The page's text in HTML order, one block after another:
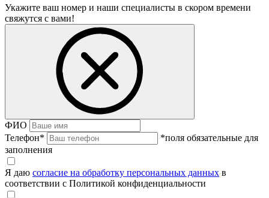
Укажите ваш номер и наши специалисты в скором времени
свяжутся с вами!
ФИО
Телефон*
*поля обязательные для
заполнения
Я даю согласие на обработку персональных данных в
соответствии с Политикой конфиденциальности